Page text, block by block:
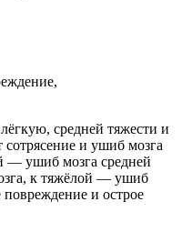
средней тяжести и
сотрясение и ушиб мозга
— ушиб мозга средней
к тяжёлой — ушиб
и острое